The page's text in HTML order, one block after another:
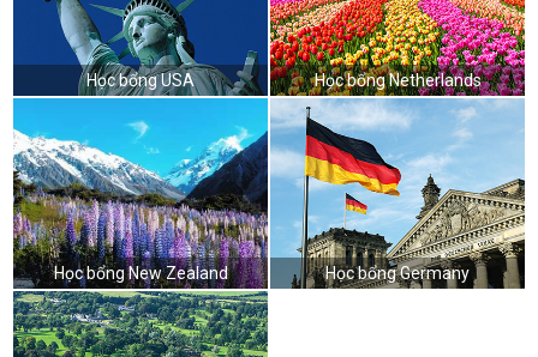
Học bổng USA Học bổng Netherlands
Học bổng New Zealand Học bổng Germany